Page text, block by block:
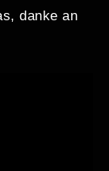
danke an